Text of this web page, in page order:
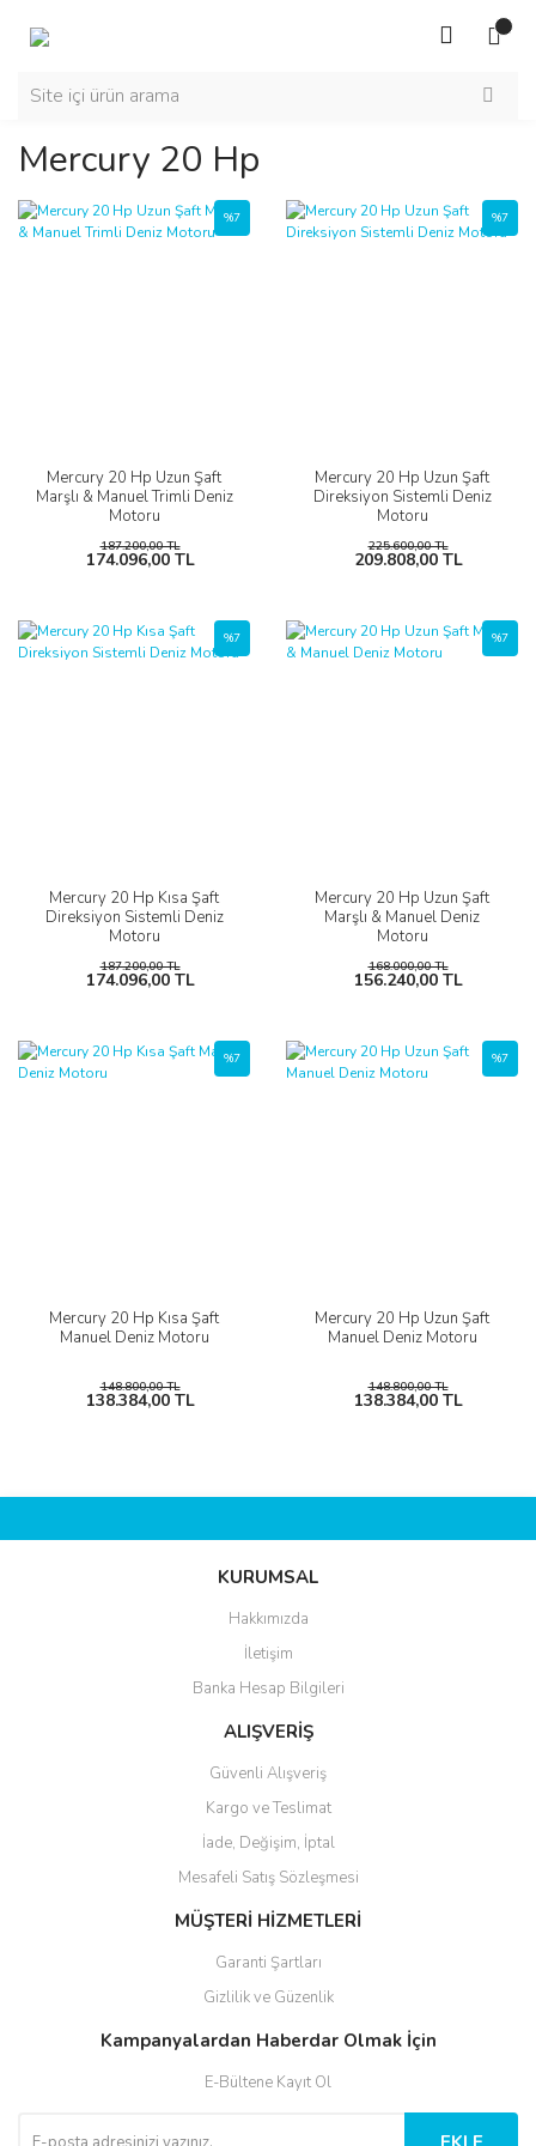
Mercury 20 Hp
Mercury 20 Hp Uzun Şaft
Marşlı & Manuel Trimli Deniz
Motoru
%7
187.200,00 TL
174.096,00 TL
Mercury 20 Hp Uzun Şaft
Direksiyon Sistemli Deniz
Motoru
%7
225.600,00 TL
209.808,00 TL
Mercury 20 Hp Kısa Şaft
Direksiyon Sistemli Deniz
Motoru
%7
187.200,00 TL
174.096,00 TL
Mercury 20 Hp Uzun Şaft
Marşlı & Manuel Deniz
Motoru
%7
168.000,00 TL
156.240,00 TL
Mercury 20 Hp Kısa Şaft
Manuel Deniz Motoru
%7
148.800,00 TL
138.384,00 TL
Mercury 20 Hp Uzun Şaft
Manuel Deniz Motoru
%7
148.800,00 TL
138.384,00 TL
KURUMSAL
Hakkımızda
İletişim
Banka Hesap Bilgileri
ALIŞVERİŞ
Güvenli Alışveriş
Kargo ve Teslimat
İade, Değişim, İptal
Mesafeli Satış Sözleşmesi
MÜŞTERİ HİZMETLERİ
Garanti Şartları
Gizlilik ve Güzenlik
Kampanyalardan Haberdar Olmak İçin
E-Bültene Kayıt Ol